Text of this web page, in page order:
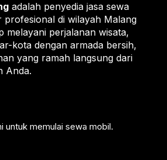
adalah penyedia jasa sewa
profesional di wilayah Malang
melayani perjalanan wisata,
kota dengan armada bersih,
yang ramah langsung dari
Anda.
untuk memulai sewa mobil.